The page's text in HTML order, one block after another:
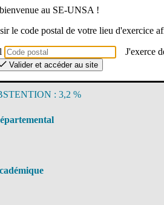
: 0,8 %
national
: 3,2 %
au SE-UNSA !
le code postal de votre lieu d'exercice
J'exerce
Valider et accéder au site